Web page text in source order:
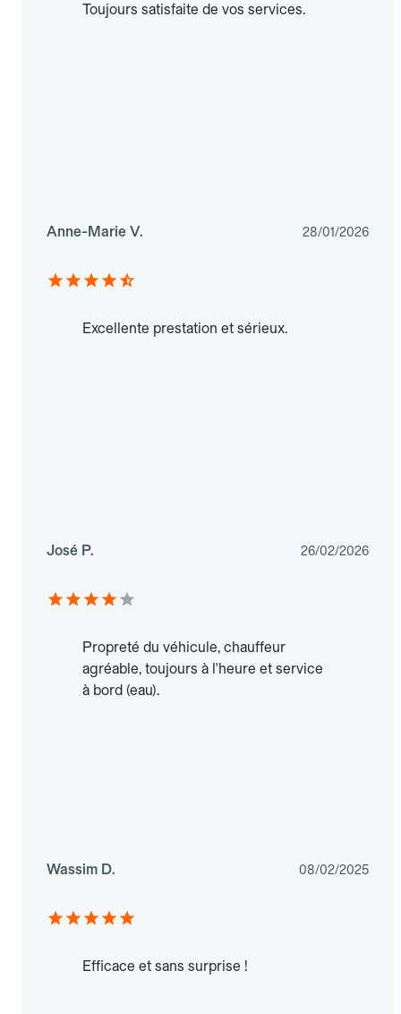
Toujours satisfaite de vos services.
Anne-Marie V. 28/01/2026
Excellente prestation et sérieux.
José P. 26/02/2026
Propreté du véhicule, chauffeur
agréable, toujours à l'heure et service
à bord (eau).
Wassim D. 08/02/2025
Efficace et sans surprise !